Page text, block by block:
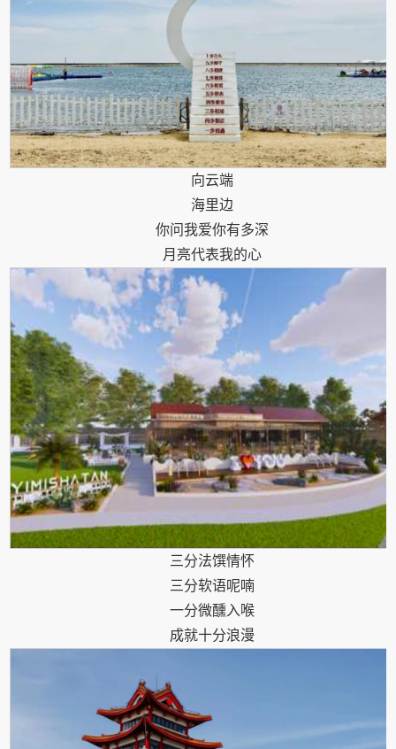
向云端
海里边
你问我爱你有多深
月亮代表我的心
三分法馔情怀
三分软语呢喃
一分微醺入喉
成就十分浪漫